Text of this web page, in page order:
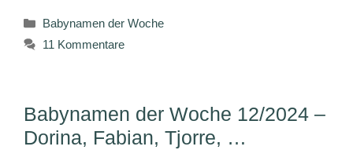
Kategorien
Babynamen der Woche
11 Kommentare
Babynamen der Woche 12/2024 –
Dorina, Fabian, Tjorre, …